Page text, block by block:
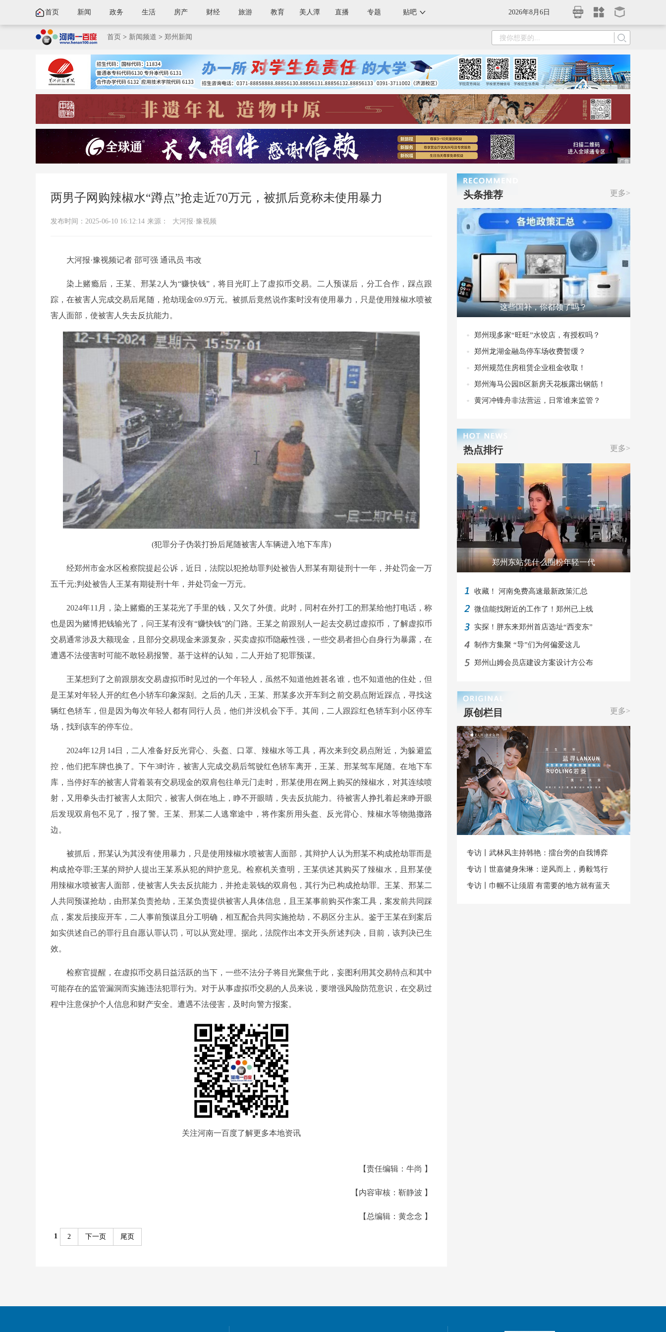
2026年8月6日
首页 新闻 政务 生活 房产 财经 旅游 教育 美人潭 直播 专题 贴吧
首页 > 新闻频道 > 郑州新闻
两男子网购辣椒水“蹲点”抢走近70万元，被抓后竟称未使用暴力
发布时间：2025-06-10 16:12:14 来源： 大河报·豫视频
大河报·豫视频记者 邵可强 通讯员 韦改
染上赌瘾后，王某、邢某2人为“赚快钱”，将目光盯上了虚拟币交易。二人预谋后，分工合作，踩点跟
踪，在被害人完成交易后尾随，抢劫现金69.9万元。被抓后竟然说作案时没有使用暴力，只是使用辣椒水喷被
害人面部，使被害人失去反抗能力。
(犯罪分子伪装打扮后尾随被害人车辆进入地下车库)
经郑州市金水区检察院提起公诉，近日，法院以犯抢劫罪判处被告人邢某有期徒刑十一年，并处罚金一万
五千元;判处被告人王某有期徒刑十年，并处罚金一万元。
2024年11月，染上赌瘾的王某花光了手里的钱，又欠了外债。此时，同村在外打工的邢某给他打电话，称
也是因为赌博把钱输光了，问王某有没有“赚快钱”的门路。王某之前跟别人一起去交易过虚拟币，了解虚拟币
交易通常涉及大额现金，且部分交易现金来源复杂，买卖虚拟币隐蔽性强，一些交易者担心自身行为暴露，在
遭遇不法侵害时可能不敢轻易报警。基于这样的认知，二人开始了犯罪预谋。
王某想到了之前跟朋友交易虚拟币时见过的一个年轻人，虽然不知道他姓甚名谁，也不知道他的住处，但
是王某对年轻人开的红色小轿车印象深刻。之后的几天，王某、邢某多次开车到之前交易点附近踩点，寻找这
辆红色轿车，但是因为每次年轻人都有同行人员，他们并没机会下手。其间，二人跟踪红色轿车到小区停车
场，找到该车的停车位。
2024年12月14日，二人准备好反光背心、头盔、口罩、辣椒水等工具，再次来到交易点附近，为躲避监
控，他们把车牌也换了。下午3时许，被害人完成交易后驾驶红色轿车离开，王某、邢某驾车尾随。在地下车
库，当停好车的被害人背着装有交易现金的双肩包往单元门走时，邢某使用在网上购买的辣椒水，对其连续喷
射，又用拳头击打被害人太阳穴，被害人倒在地上，睁不开眼睛，失去反抗能力。待被害人挣扎着起来睁开眼
后发现双肩包不见了，报了警。王某、邢某二人逃窜途中，将作案所用头盔、反光背心、辣椒水等物抛撒路
边。
被抓后，邢某认为其没有使用暴力，只是使用辣椒水喷被害人面部，其辩护人认为邢某不构成抢劫罪而是
构成抢夺罪;王某的辩护人提出王某系从犯的辩护意见。检察机关查明，王某供述其购买了辣椒水，且邢某使
用辣椒水喷被害人面部，使被害人失去反抗能力，并抢走装钱的双肩包，其行为已构成抢劫罪。王某、邢某二
人共同预谋抢劫，由邢某负责抢劫，王某负责提供被害人具体信息，且王某事前购买作案工具，案发前共同踩
点，案发后接应开车，二人事前预谋且分工明确，相互配合共同实施抢劫，不易区分主从。鉴于王某在到案后
如实供述自己的罪行且自愿认罪认罚，可以从宽处理。据此，法院作出本文开头所述判决，目前，该判决已生
效。
检察官提醒，在虚拟币交易日益活跃的当下，一些不法分子将目光聚焦于此，妄图利用其交易特点和其中
可能存在的监管漏洞而实施违法犯罪行为。对于从事虚拟币交易的人员来说，要增强风险防范意识，在交易过
程中注意保护个人信息和财产安全。遭遇不法侵害，及时向警方报案。
关注河南一百度了解更多本地资讯
【责任编辑：牛尚 】
【内容审核：靳静波 】
【总编辑：黄念念 】
1 2 下一页 尾页
更多>
头条推荐
这些国补，你都领了吗？
郑州现多家“旺旺”水饺店，有授权吗？
郑州龙湖金融岛停车场收费暂缓？
郑州规范住房租赁企业租金收取！
郑州海马公园B区新房天花板露出钢筋！
黄河冲锋舟非法营运，日常谁来监管？
更多>
热点排行
郑州东站凭什么圈粉年轻一代
收藏！ 河南免费高速最新政策汇总
微信能找附近的工作了！郑州已上线
实探！胖东来郑州首店选址“西变东”
制作方集聚 “导”们为何偏爱这儿
郑州山姆会员店建设方案设计方公布
更多>
原创栏目
专访丨武林风主持韩艳：擂台旁的自我博弈
专访丨世嘉健身朱琳：逆风而上，勇毅笃行
专访丨巾帼不让须眉 有需要的地方就有蓝天